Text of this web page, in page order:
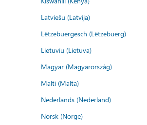
Latviešu (Latvija)
Lëtzebuergesch (Lëtzebuerg)
Lietuvių (Lietuva)
Magyar (Magyarország)
Malti (Malta)
Nederlands (Nederland)
Norsk (Norge)